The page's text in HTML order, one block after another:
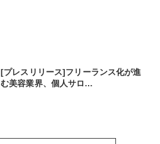
[プレスリリース]フリーランス化が進
む美容業界、個人サロ…